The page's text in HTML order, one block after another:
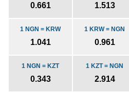
1.513
0.661
1 KRW = NGN
0.961
1 NGN = KRW
1.041
1 KZT = NGN
2.914
1 NGN = KZT
0.343